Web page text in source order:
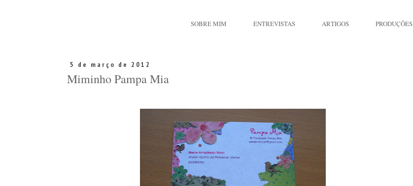
SOBRE MIM ENTREVISTAS ARTIGOS PRODUÇÕES
5 de março de 2012
Miminho Pampa Mia